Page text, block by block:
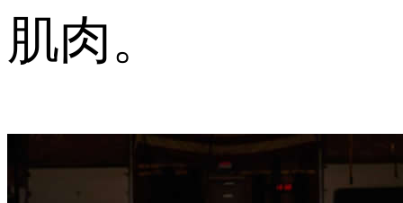
肌肉。